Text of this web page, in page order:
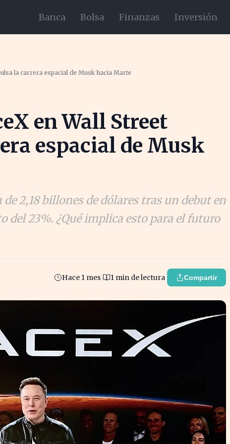
Banca Bolsa Finanzas Inversión
la carrera espacial de Musk hacia Marte
en Wall Street
espacial de Musk
2,18 billones de dólares tras un debut en
del 23%. ¿Qué implica esto para el futuro
Hace 1 mes 1 min de lectura Compartir